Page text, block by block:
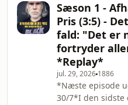
styringen og vi
mod det punkt i
døden for alvor
Benjamin. For
tæt på at miste
er det nu, vi
hvor døden
wakeup call.I
Sæson 1 -
Pris (3:5) -
fald: "Det er
fortryder
*Replay*
jul. 29, 2026 1886
*Næste episode
30/7*I den sidste